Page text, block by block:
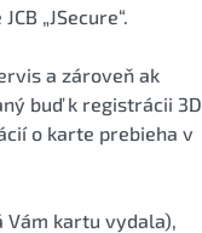
„JSecure“.
a zároveň ak
buď k registrácii 3D
o karte prebieha v
Vám kartu vydala),